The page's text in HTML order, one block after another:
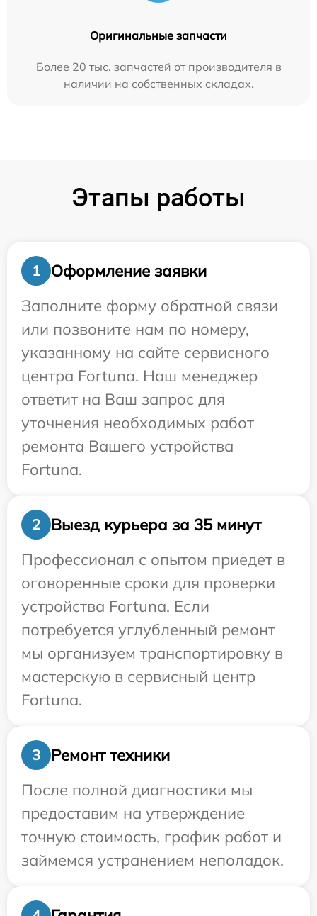
Оригинальные запчасти
Более 20 тыс. запчастей от производителя в
наличии на собственных складах.
Этапы работы
1
Оформление заявки
Заполните форму обратной связи
или позвоните нам по номеру,
указанному на сайте сервисного
центра Fortuna. Наш менеджер
ответит на Ваш запрос для
уточнения необходимых работ
ремонта Вашего устройства
Fortuna.
2
Выезд курьера за 35 минут
Профессионал с опытом приедет в
оговоренные сроки для проверки
устройства Fortuna. Если
потребуется углубленный ремонт
мы организуем транспортировку в
мастерскую в сервисный центр
Fortuna.
3
Ремонт техники
После полной диагностики мы
предоставим на утверждение
точную стоимость, график работ и
займемся устранением неполадок.